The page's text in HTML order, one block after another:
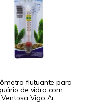
flutuante para
de vidro com
Ventosa Vigo Ar